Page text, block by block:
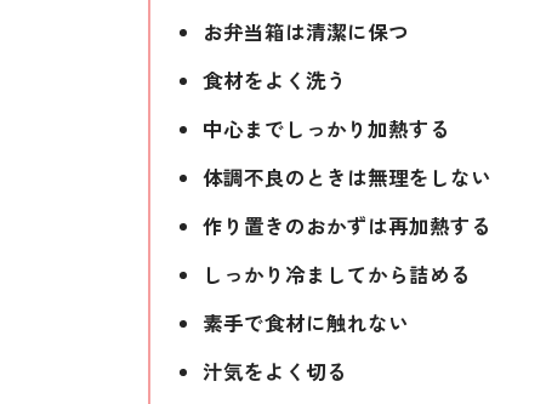
お弁当箱は清潔に保つ
食材をよく洗う
中心までしっかり加熱する
体調不良のときは無理をしない
作り置きのおかずは再加熱する
しっかり冷ましてから詰める
素手で食材に触れない
汁気をよく切る